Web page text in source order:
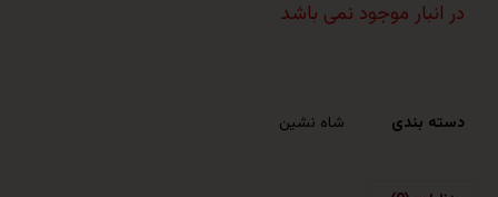
موجود نمی باشد
شاه نشین